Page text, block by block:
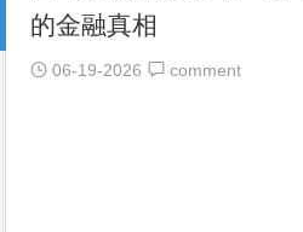
的金融真相
06-19-2026 comment